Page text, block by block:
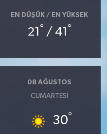
EN DÜŞÜK / EN YÜKSEK
21 ° / 41 °
08 AĞUSTOS
CUMARTESI
30°